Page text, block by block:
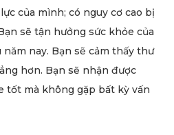
của mình; có nguy cơ cao bị
sẽ tận hưởng sức khỏe của
nay. Bạn sẽ cảm thấy thư
hơn. Bạn sẽ nhận được
tốt mà không gặp bất kỳ vấn